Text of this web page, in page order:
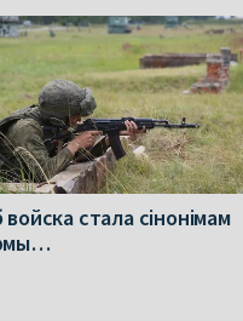
войска стала сінонімам